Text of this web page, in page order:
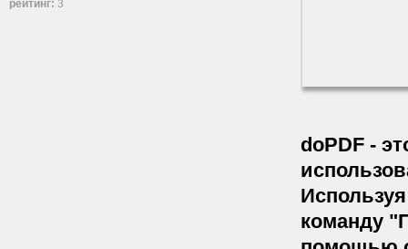
рейтинг: 3
doPDF -
команду